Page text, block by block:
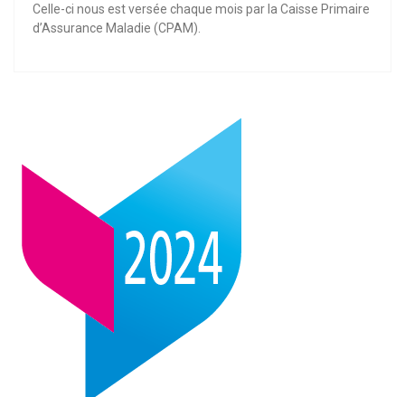
Celle-ci nous est versée chaque mois par la Caisse Primaire
d’Assurance Maladie (CPAM).